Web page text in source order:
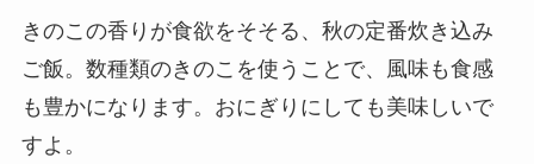
きのこの香りが食欲をそそる、秋の定番炊き込み
ご飯。数種類のきのこを使うことで、風味も食感
も豊かになります。おにぎりにしても美味しいで
すよ。